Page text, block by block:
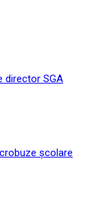
director SGA
școlare